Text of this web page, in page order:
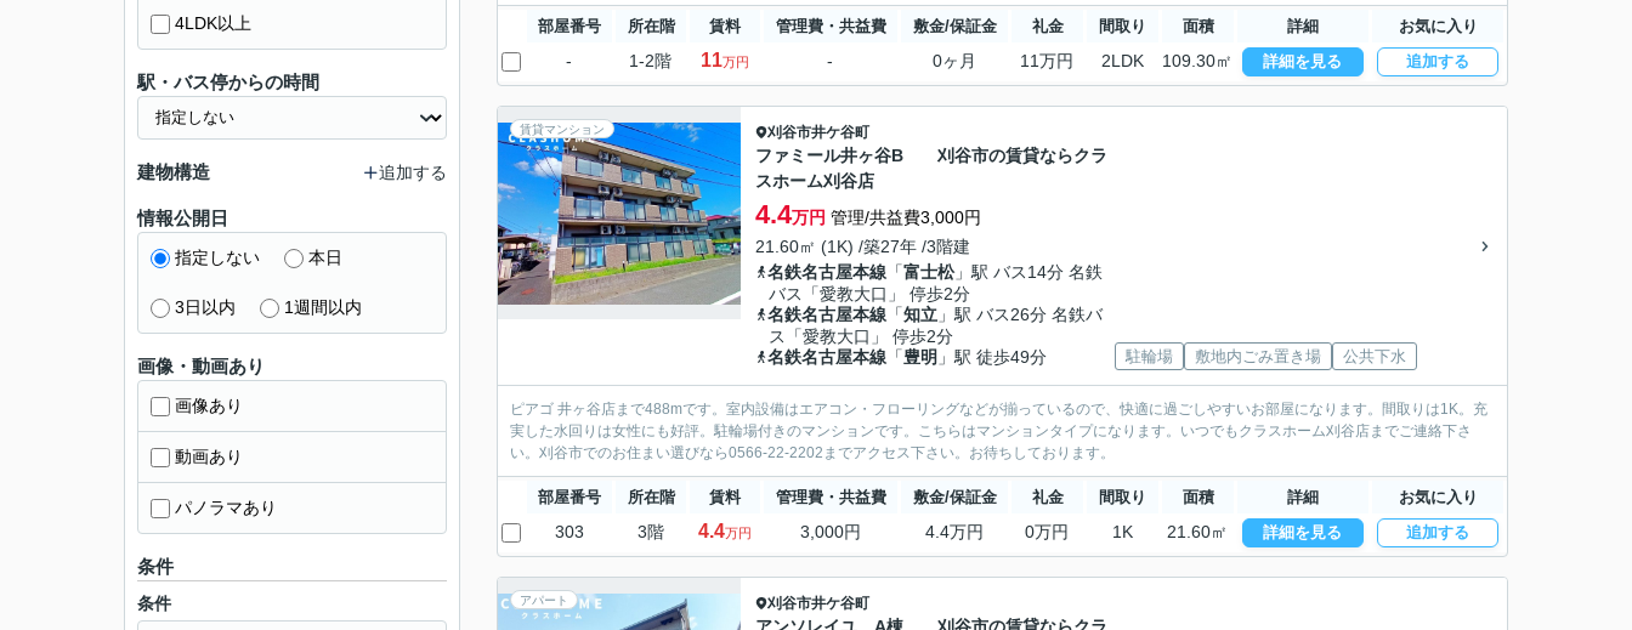
部屋番号 所在階 賃料 管理費・共益費 敷金/保証金 礼金 間取り 面積 詳細 お気に入り
- 1-2階 11万円 - 0ヶ月 11万円 2LDK 109.30㎡ 詳細を見る 追加する
賃貸マンション 刈谷市井ケ谷町
ファミール井ヶ谷B 刈谷市の賃貸ならクラ
スホーム刈谷店
4.4万円 管理/共益費3,000円
21.60㎡ (1K) /築27年 /3階建
名鉄名古屋本線 「富士松」駅 バス14分 名鉄
バス「愛教大口」 停歩2分
名鉄名古屋本線 「知立 」駅 バス26分 名鉄バ
ス「愛教大口」 停歩2分
名鉄名古屋本線 「豊明 」駅 徒歩49分 駐輪場 敷地内ごみ置き場 公共下水
ピアゴ 井ヶ谷店まで488mです。室内設備はエアコン・フローリングなどが揃っているので、快適に過ごしやすいお部屋になります。間取りは1K。充
実した水回りは女性にも好評。駐輪場付きのマンションです。こちらはマンションタイプになります。いつでもクラスホーム刈谷店までご連絡下さ
い。刈谷市でのお住まい選びなら0566-22-2202までアクセス下さい。お待ちしております。
部屋番号 所在階 賃料 管理費・共益費 敷金/保証金 礼金 間取り 面積 詳細 お気に入り
303 3階 4.4万円 3,000円 4.4万円 0万円 1K 21.60㎡ 詳細を見る 追加する
アパート 刈谷市井ケ谷町
4LDK以上
駅・バス停からの時間
建物構造 追加する
情報公開日
指定しない 本日
3日以内 1週間以内
画像・動画あり
画像あり
動画あり
パノラマあり
条件
条件